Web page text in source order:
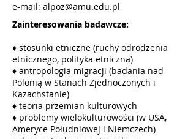
e-mail: alpoz@amu.edu.pl
Zainteresowania badawcze:
♦ stosunki etniczne (ruchy odrodzenia
etnicznego, polityka etniczna)
♦ antropologia migracji (badania nad
Polonią w Stanach Zjednoczonych i
Kazachstanie)
♦ teoria przemian kulturowych
♦ problemy wielokulturowości (w USA,
Ameryce Południowej i Niemczech)